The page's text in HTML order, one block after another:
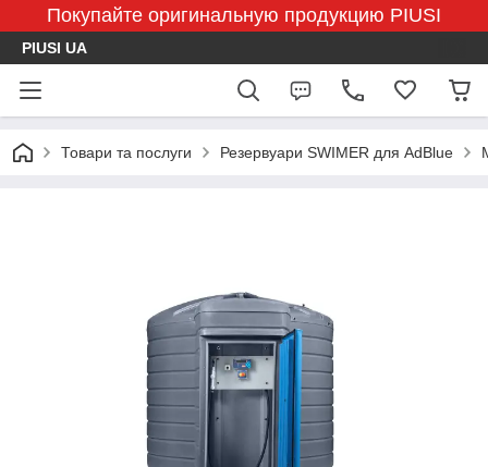
Покупайте оригинальную продукцию PIUSI
PIUSI UA
Товари та послуги Резервуари SWIMER для AdBlue